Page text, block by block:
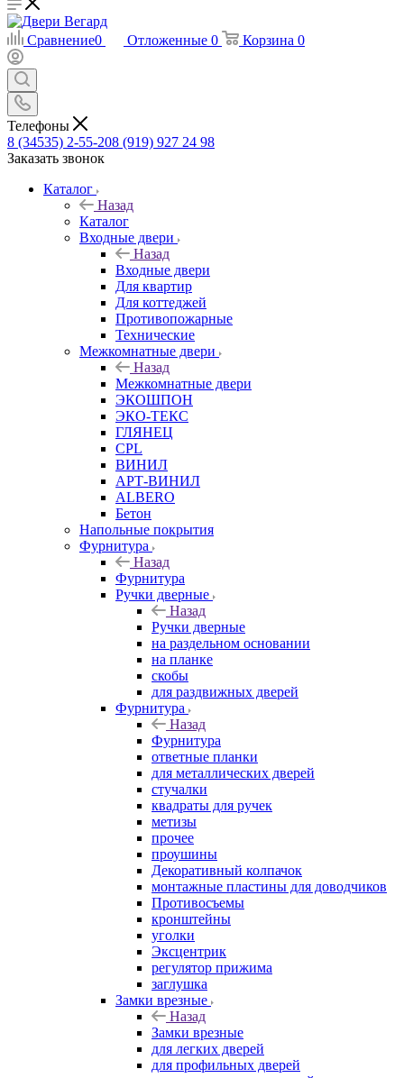
Сравнение0 Отложенные 0 Корзина 0
Телефоны
8 (34535) 2-55-208 (919) 927 24 98
Заказать звонок
Каталог
Назад
Каталог
Входные двери
Назад
Входные двери
Для квартир
Для коттеджей
Противопожарные
Технические
Межкомнатные двери
Назад
Межкомнатные двери
ЭКОШПОН
ЭКО-ТЕКС
ГЛЯНЕЦ
CPL
ВИНИЛ
АРТ-ВИНИЛ
ALBERO
Бетон
Напольные покрытия
Фурнитура
Назад
Фурнитура
Ручки дверные
Назад
Ручки дверные
на раздельном основании
на планке
скобы
для раздвижных дверей
Фурнитура
Назад
Фурнитура
ответные планки
для металлических дверей
стучалки
квадраты для ручек
метизы
прочее
проушины
Декоративный колпачок
монтажные пластины для доводчиков
Противосъемы
кронштейны
уголки
Эксцентрик
регулятор прижима
заглушка
Замки врезные
Назад
Замки врезные
для легких дверей
для профильных дверей